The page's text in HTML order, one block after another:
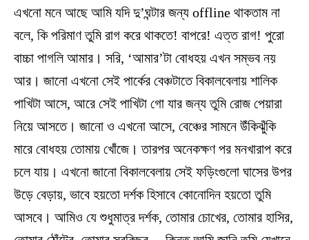
এখনো মনে আছে আমি যদি দু’ঘন্টার জন্য offline থাকতাম না
বলে, কি পরিমাণ তুমি রাগ করে থাকতে! বাপরে! এত্ত রাগ! পুরো
বাচ্চা পাগলি আমার। সরি, ‘আমার’টা বোধহয় এখন সম্ভব নয়
আর। জানো এখনো সেই পার্কের বেঞ্চটাতে বিকালবেলায় শালিক
পাখিটা আসে, আরে সেই পাখিটা গো যার জন্য তুমি রোজ পেয়ারা
নিয়ে আসতে। জানো ও এখনো আসে, বেঞ্চের সামনে উঁকিঝুঁকি
মারে বোধহয় তোমায় খোঁজে। তারপর অনেকক্ষণ পর মনখারাপ করে
চলে যায়। এখনো জানো বিকালবেলায় সেই ফড়িংগুলো ঘাসের উপর
উড়ে বেড়ায়, ভাবে হয়তো দর্শক হিসাবে কোনোদিন হয়তো তুমি
আসবে। আমিও যে শুধুমাত্র দর্শক, তোমার চোখের, তোমার হাসির,